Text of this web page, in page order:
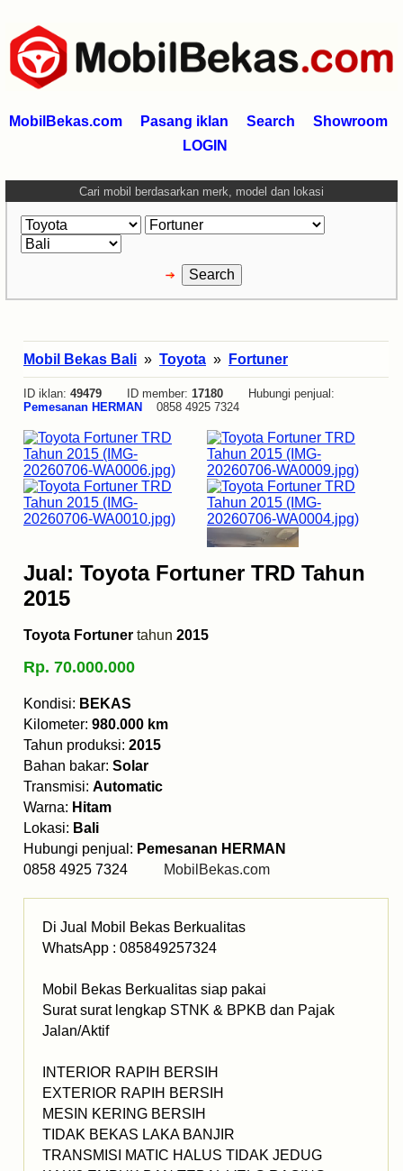
MobilBekas.com Pasang iklan Search
Showroom
LOGIN
Cari mobil berdasarkan merk, model dan lokasi
Mobil Bekas Bali » Toyota » Fortuner
ID iklan: 49479 ID member: 17180 Hubungi penjual:
Pemesanan HERMAN
0858 4925 7324
Jual: Toyota Fortuner TRD Tahun
2015
Toyota Fortuner tahun 2015
Rp. 70.000.000
Kondisi: BEKAS
Kilometer: 980.000 km
Tahun produksi: 2015
Bahan bakar: Solar
Transmisi: Automatic
Warna: Hitam
Lokasi: Bali
Hubungi penjual: Pemesanan HERMAN
0858 4925 7324
MobilBekas.com
Di Jual Mobil Bekas Berkualitas
WhatsApp : 085849257324
Mobil Bekas Berkualitas siap pakai
Surat surat lengkap STNK & BPKB dan Pajak
Jalan/Aktif
INTERIOR RAPIH BERSIH
EXTERIOR RAPIH BERSIH
MESIN KERING BERSIH
TIDAK BEKAS LAKA BANJIR
TRANSMISI MATIC HALUS TIDAK JEDUG